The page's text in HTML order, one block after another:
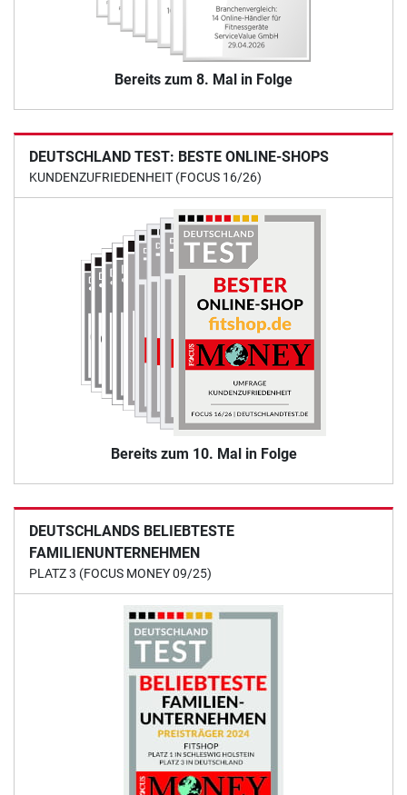
Bereits zum 8. Mal in Folge
DEUTSCHLAND TEST: BESTE ONLINE-SHOPS
KUNDENZUFRIEDENHEIT (FOCUS 16/26)
Bereits zum 10. Mal in Folge
DEUTSCHLANDS BELIEBTESTE
FAMILIENUNTERNEHMEN
PLATZ 3 (FOCUS MONEY 09/25)